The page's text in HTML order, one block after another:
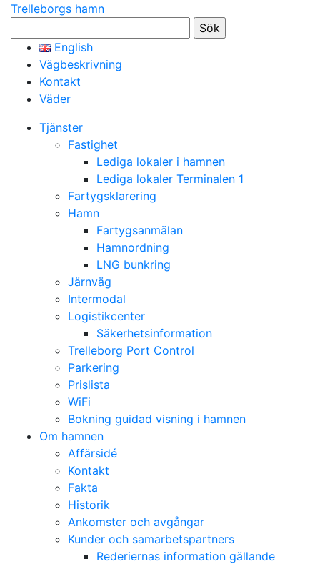
Trelleborgs hamn
efter:
English
Vägbeskrivning
Kontakt
Väder
Tjänster
Fastighet
Lediga lokaler i hamnen
Lediga lokaler Terminalen 1
Fartygsklarering
Hamn
Fartygsanmälan
Hamnordning
LNG bunkring
Järnväg
Intermodal
Logistikcenter
Säkerhetsinformation
Trelleborg Port Control
Parkering
Prislista
WiFi
Bokning guidad visning i hamnen
Om hamnen
Affärsidé
Kontakt
Fakta
Historik
Ankomster och avgångar
Kunder och samarbetspartners
Rederiernas information gällande